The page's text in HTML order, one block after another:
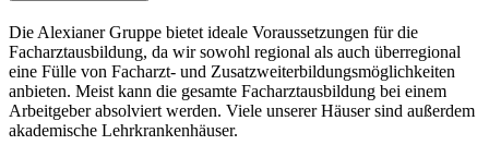
Die Alexianer Gruppe bietet ideale Voraussetzungen für die
Facharztausbildung, da wir sowohl regional als auch überregional
eine Fülle von Facharzt-​ und Zusatzweiterbildungsmöglichkeiten
anbieten. Meist kann die gesamte Facharztausbildung bei einem
Arbeitgeber absolviert werden. Viele unserer Häuser sind außerdem
akademische Lehrkrankenhäuser.